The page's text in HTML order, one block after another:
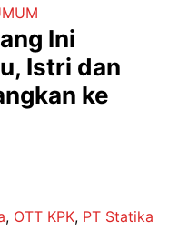
Ini
Istri dan
ke
, OTT KPK, PT Statika